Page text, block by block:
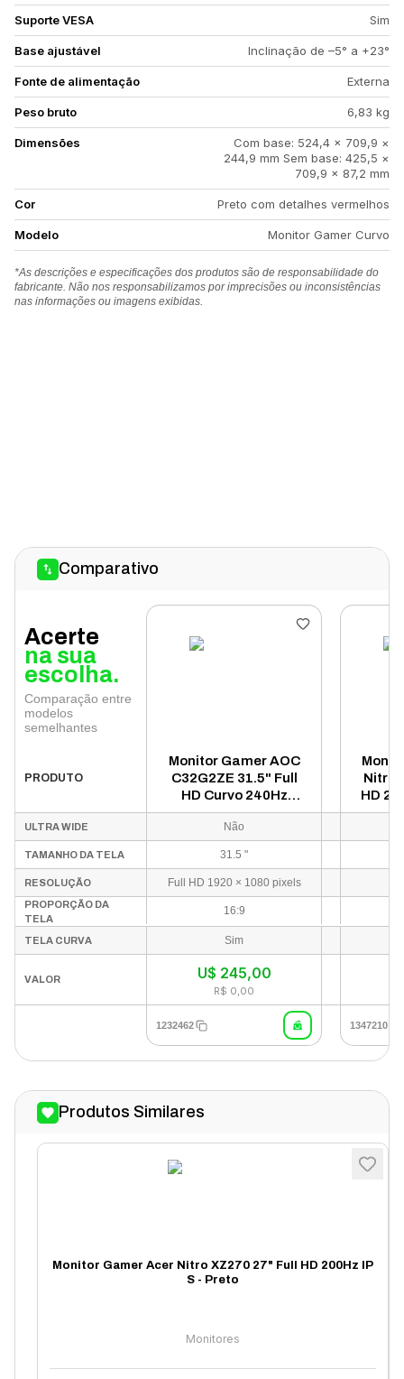
Suporte VESA Sim
Base ajustável Inclinação de –5° a +23°
Fonte de alimentação Externa
Peso bruto 6,83 kg
Dimensões
Com base: 524,4 × 709,9 ×
244,9 mm Sem base: 425,5 ×
709,9 × 87,2 mm
Cor Preto com detalhes vermelhos
Modelo Monitor Gamer Curvo
*As descrições e especificações dos produtos são de responsabilidade do
fabricante. Não nos responsabilizamos por imprecisões ou inconsistências
nas informações ou imagens exibidas.
Comparativo
Acerte
na sua
escolha.
Comparação entre
modelos
semelhantes
PRODUTO
Monitor Gamer AOC
C32G2ZE 31.5" Full
HD Curvo 240Hz
HDMI DP - Preto
Nitro
HD
ULTRA WIDE Não
TAMANHO DA TELA 31.5 "
RESOLUÇÃO Full HD 1920 × 1080 pixels
PROPORÇÃO DA
TELA
16:9
TELA CURVA Sim
VALOR U$ 245,00
R$ 0,00
1232462 1347210
Produtos Similares
Monitor Gamer Acer Nitro XZ270 27" Full HD 200Hz IP
S - Preto
Monitores